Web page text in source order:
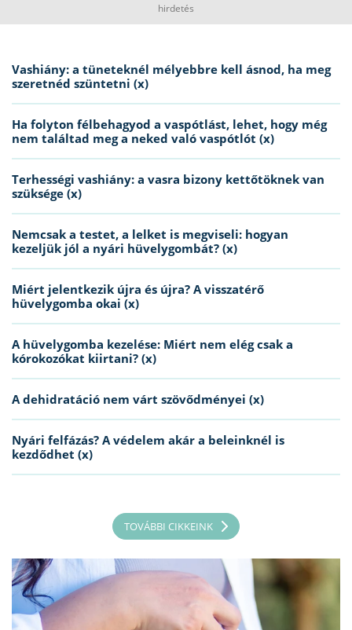
hirdetés
Vashiány: a tüneteknél mélyebbre kell ásnod, ha meg
szeretnéd szüntetni (x)
Ha folyton félbehagyod a vaspótlást, lehet, hogy még
nem találtad meg a neked való vaspótlót (x)
Terhességi vashiány: a vasra bizony kettőtöknek van
szüksége (x)
Nemcsak a testet, a lelket is megviseli: hogyan
kezeljük jól a nyári hüvelygombát? (x)
Miért jelentkezik újra és újra? A visszatérő
hüvelygomba okai (x)
A hüvelygomba kezelése: Miért nem elég csak a
kórokozókat kiirtani? (x)
A dehidratáció nem várt szövődményei (x)
Nyári felfázás? A védelem akár a beleinknél is
kezdődhet (x)
TOVÁBBI CIKKEINK